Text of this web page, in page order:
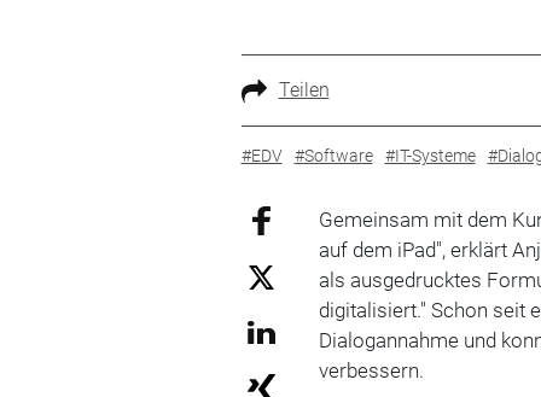
Teilen
#EDV #Software #IT-Systeme
Gemeinsam mit dem
auf dem iPad", erklärt
als ausgedrucktes
digitalisiert." Schon seit
Dialogannahme und
verbessern.